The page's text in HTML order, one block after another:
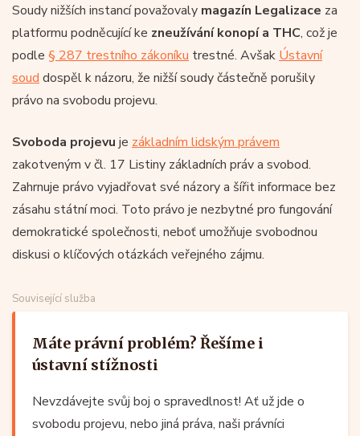
Soudy nižších instancí považovaly magazín Legalizace za
platformu podněcující ke zneužívání konopí a THC, což je
podle § 287 trestního zákoníku trestné. Avšak Ústavní
soud dospěl k názoru, že nižší soudy částečně porušily
právo na svobodu projevu.
Svoboda projevu je základním lidským právem
zakotveným v čl. 17 Listiny základních práv a svobod.
Zahrnuje právo vyjadřovat své názory a šířit informace bez
zásahu státní moci. Toto právo je nezbytné pro fungování
demokratické společnosti, neboť umožňuje svobodnou
diskusi o klíčových otázkách veřejného zájmu.
Související služba
Máte právní problém? Řešíme i
ústavní stížnosti
Nevzdávejte svůj boj o spravedlnost! Ať už jde o
svobodu projevu, nebo jiná práva, naši právníci